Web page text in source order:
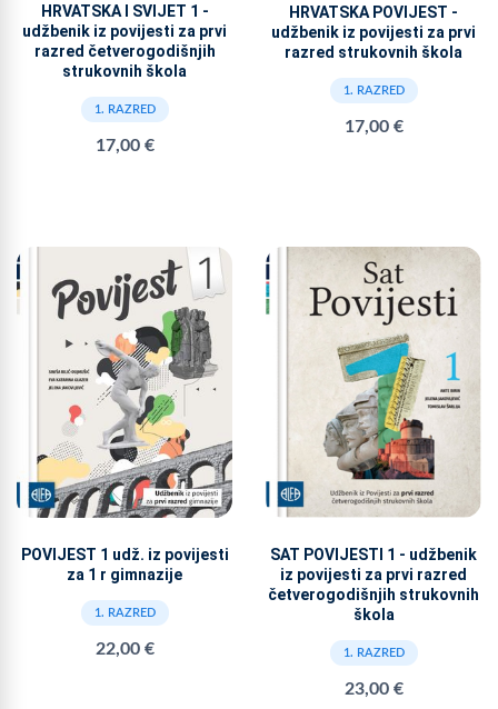
HRVATSKA I SVIJET 1 -
udžbenik iz povijesti za prvi
razred četverogodišnjih
strukovnih škola
1. RAZRED
17,00 €
HRVATSKA POVIJEST -
udžbenik iz povijesti za prvi
razred strukovnih škola
1. RAZRED
17,00 €
POVIJEST 1 udž. iz povijesti
za 1 r gimnazije
1. RAZRED
22,00 €
SAT POVIJESTI 1 - udžbenik
iz povijesti za prvi razred
četverogodišnjih strukovnih
škola
1. RAZRED
23,00 €